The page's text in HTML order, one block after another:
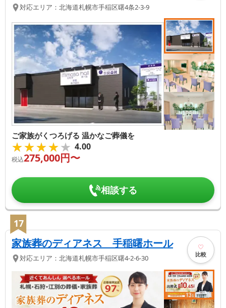
対応エリア： 北海道札幌市手稲区曙4条2-3-9
ご家族がくつろげる 温かなご葬儀を
★★★★★
★★★★★ 4.00
税込275,000円〜
相談する
17
家族葬のディアネス 手稲曙ホール
対応エリア： 北海道札幌市手稲区曙4-2-6-30 比較